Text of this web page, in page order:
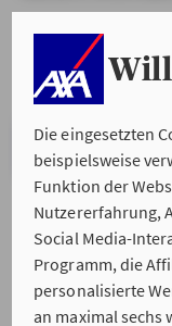
Die eingesetzten
beispielsweise
Funktion der
Nutzererfahrung,
Social Media-
Programm, die
personalisierte
an maximal sechs